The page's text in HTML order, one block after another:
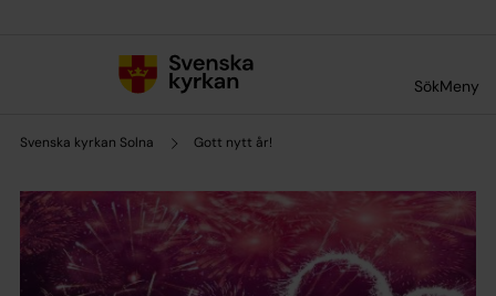
SökMeny
Svenska kyrkan Solna Gott nytt år!